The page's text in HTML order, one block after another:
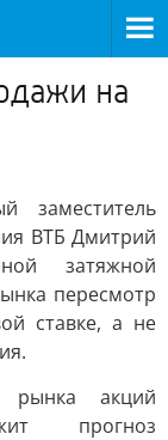
на
заместитель
ВТБ Дмитрий
затяжной
пересмотр
ставке, а не
рынка акций
прогноз